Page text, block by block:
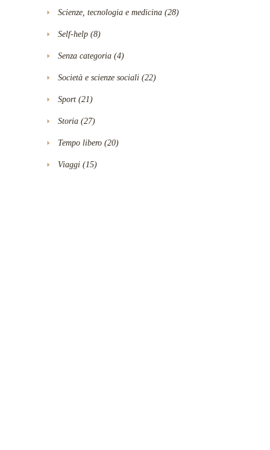
Scienze, tecnologia e medicina (28)
Self-help (8)
Senza categoria (4)
Società e scienze sociali (22)
Sport (21)
Storia (27)
Tempo libero (20)
Viaggi (15)